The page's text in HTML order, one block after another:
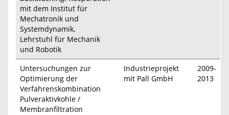
mit dem Institut für
Mechatronik und
Systemdynamik,
Lehrstuhl für Mechanik
und Robotik
Untersuchungen zur
Optimierung der
Verfahrenskombination
Pulveraktivkohle /
Membranfiltration
Industrieprojekt
mit Pall GmbH
2009-
2013